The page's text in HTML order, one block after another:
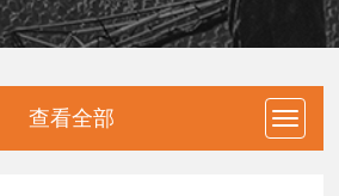
查看全部